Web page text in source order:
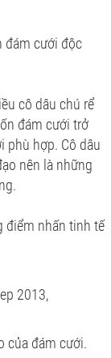
đám cưới độc
cô dâu chú rể
đám cưới trở
phù hợp. Cô dâu
nên là những
điểm nhấn tinh tế
của đám cưới.